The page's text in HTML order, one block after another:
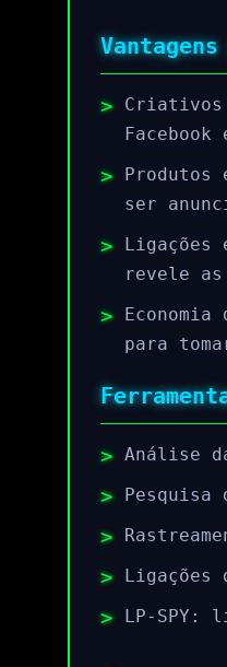
Criativos
Produtos
ser
Ligações
revele
para
Análise
Ligações
LP-SPY: